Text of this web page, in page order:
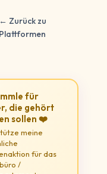
← Zurück zu
Plattformen
für
die gehört
sollen ❤️
meine
für das
/